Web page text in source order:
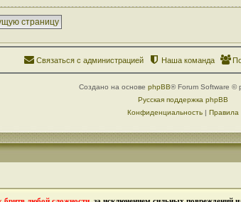
страницу
Наша команда
Связаться с администрацией
Создано на основе phpBB® Forum Software ©
Русская поддержка phpBB
Конфиденциальность| Правила